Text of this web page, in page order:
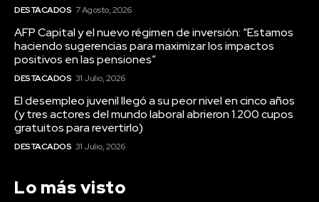
DESTACADOS 7 Agosto, 2026
AFP Capital y el nuevo régimen de inversión: “Estamos
haciendo sugerencias para maximizar los impactos
positivos en las pensiones”
DESTACADOS 31 Julio, 2026
El desempleo juvenil llegó a su peor nivel en cinco años
(y tres actores del mundo laboral abrieron 1.200 cupos
gratuitos para revertirlo)
DESTACADOS 31 Julio, 2026
Lo más visto